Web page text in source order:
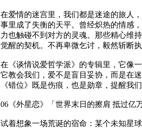
在爱情的迷宫里，我们都是迷途的旅人
事里成了失衡的天平。曾经炽热的情感
力也触碰不到对方的灵魂。那些精心维
觉醒的契机。不再卑微乞讨，毅然斩断
在《谈情说爱哲学派》的专辑里，它像
它教会我们，爱不是盲目妥协，而是在
《错位》既是伤痕，也是勋章，提醒我
06《外星恋》「世界末日的擦肩 抵过亿
试着想象一场荒诞的宿命：某个未知星